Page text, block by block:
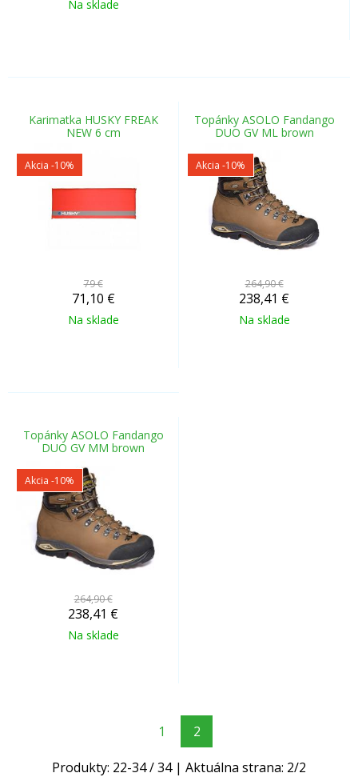
Na sklade
Karimatka HUSKY FREAK
NEW 6 cm
Akcia -10%
79 €
71,10 €
Na sklade
Topánky ASOLO Fandango
DUO GV ML brown
Akcia -10%
264,90 €
238,41 €
Na sklade
Topánky ASOLO Fandango
DUO GV MM brown
Akcia -10%
264,90 €
238,41 €
Na sklade
1 2
Produkty: 22-34/34| Aktuálna strana: 2/2